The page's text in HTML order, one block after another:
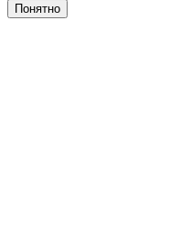
Понятно